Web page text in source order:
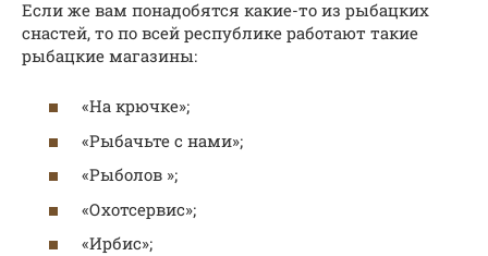
Если же вам понадобятся какие-то из рыбацких
снастей, то по всей республике работают такие
рыбацкие магазины:
«На крючке»;
«Рыбачьте с нами»;
«Рыболов »;
«Охотсервис»;
«Ирбис»;